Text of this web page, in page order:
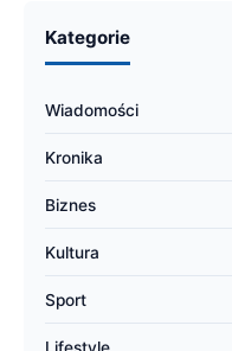
Kategorie
Wiadomości
Kronika
Biznes
Kultura
Sport